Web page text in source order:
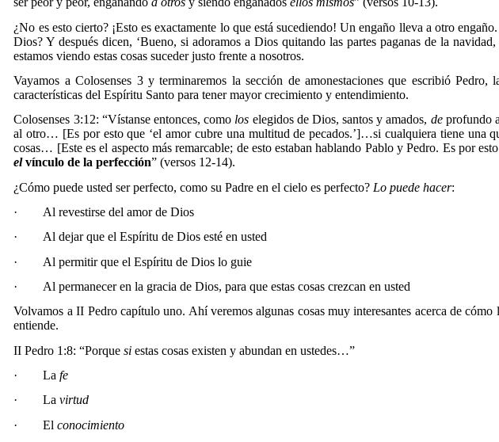
¿No es esto cierto? ¡Esto es exactamente lo que está sucediendo! Un engaño lleva a otro
Dios? Y después dicen, ‘Bueno, si adoramos a Dios quitando las partes paganas de la
estamos viendo estas cosas suceder justo frente a nosotros.
Vayamos a Colosenses 3 y terminaremos la sección de amonestaciones que escribió
características del Espíritu Santo para tener mayor crecimiento y entendimiento.
Colosenses 3:12: “Vístanse entonces, como los elegidos de Dios, santos y amados, deprofundo
al otro… [Es por esto que ‘el amor cubre una multitud de pecados.’]…si cualquiera tiene una
cosas… [Este es el aspecto más remarcable; de esto estaban hablando Pablo y Pedro. Es por
elvínculo de la perfección” (versos 12-14).
¿Cómo puede usted ser perfecto, como su Padre en el cielo es perfecto? Lo puede hacer:
·
Al revestirse del amor de Dios
·
Al dejar que el Espíritu de Dios esté en usted
·
Al permitir que el Espíritu de Dios lo guie
·
Al permanecer en la gracia de Dios, para que estas cosas crezcan en usted
Volvamos a II Pedro capítulo uno. Ahí veremos algunas cosas muy interesantes acerca de
entiende.
II Pedro 1:8: “Porquesiestas cosas existen y abundan en ustedes…”
·
Lafe
·
Lavirtud
·
Elconocimiento